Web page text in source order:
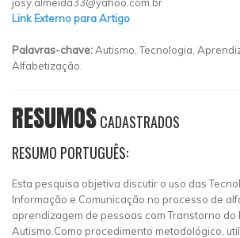
Link Externo para Artigo
Palavras-chave:Autismo, Tecnologia,
Alfabetização.
RESUMOSCADASTRADOS
RESUMO PORTUGUÊS:
Esta pesquisa objetiva discutir o uso das
Informação e Comunicação no processo de
aprendizagem de pessoas com Transtorno do
Autismo.Como procedimento metodológico,